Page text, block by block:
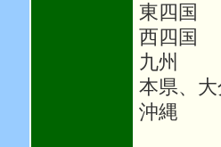
東四
西四国
九州
本県、
沖縄